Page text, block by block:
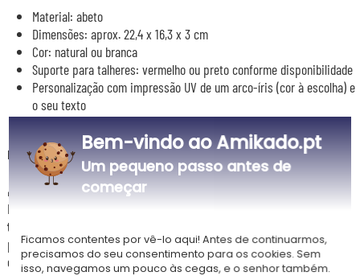
Material: abeto
Dimensões: aprox. 22,4 x 16,3 x 3 cm
Cor: natural ou branca
Suporte para talheres: vermelho ou preto conforme disponibilidade
Personalização com impressão UV de um arco-íris (cor à escolha) e
o seu texto
Descrição
🌈
Eleve cada refeição!
Proporcione ao seu filho uma experiência mágica com o
talheres Arco-íris
para mãos pequenas e possui delicadas gravações a laser. Cada talher
é personalizado com o nome da criança para uma experiência
Bem-vindo ao Amikado.pt
Um pequeno passo antes de
começar
Ficamos contentes por vê-lo aqui! Antes de continuarmos,
precisamos do seu consentimento para os cookies. Sem
isso, navegamos um pouco às cegas, e o senhor também.